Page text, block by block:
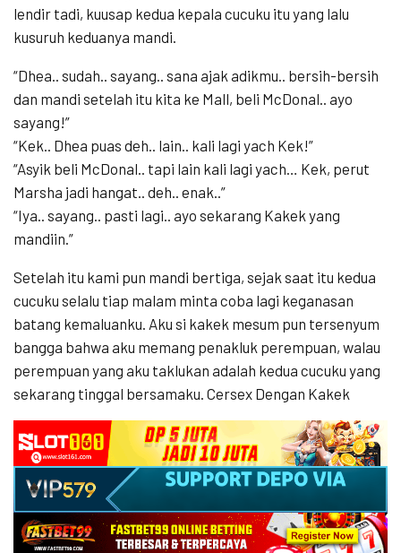
lendir tadi, kuusap kedua kepala cucuku itu yang lalu
kusuruh keduanya mandi.
“Dhea.. sudah.. sayang.. sana ajak adikmu.. bersih-bersih
dan mandi setelah itu kita ke Mall, beli McDonal.. ayo
sayang!”
“Kek.. Dhea puas deh.. lain.. kali lagi yach Kek!”
“Asyik beli McDonal.. tapi lain kali lagi yach… Kek, perut
Marsha jadi hangat.. deh.. enak..”
“Iya.. sayang.. pasti lagi.. ayo sekarang Kakek yang
mandiin.”
Setelah itu kami pun mandi bertiga, sejak saat itu kedua
cucuku selalu tiap malam minta coba lagi keganasan
batang kemaluanku. Aku si kakek mesum pun tersenyum
bangga bahwa aku memang penakluk perempuan, walau
perempuan yang aku taklukan adalah kedua cucuku yang
sekarang tinggal bersamaku. Cersex Dengan Kakek